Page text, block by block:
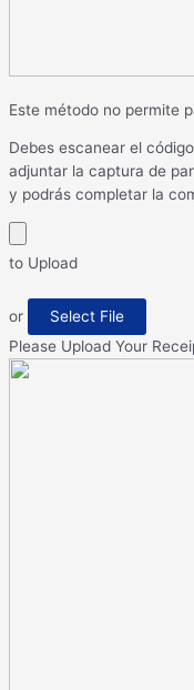
Este método no permite
Debes escanear el
adjuntar la captura de
y podrás completar la
to Upload
or
Select File
Please Upload Your